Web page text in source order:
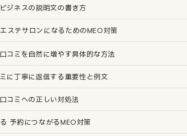
ジネスの説明文の書き方
ステサロンになるためのMEO対策
コミを自然に増やす具体的な方法
に丁寧に返信する重要性と例文
コミへの正しい対処法
予約につながるMEO対策